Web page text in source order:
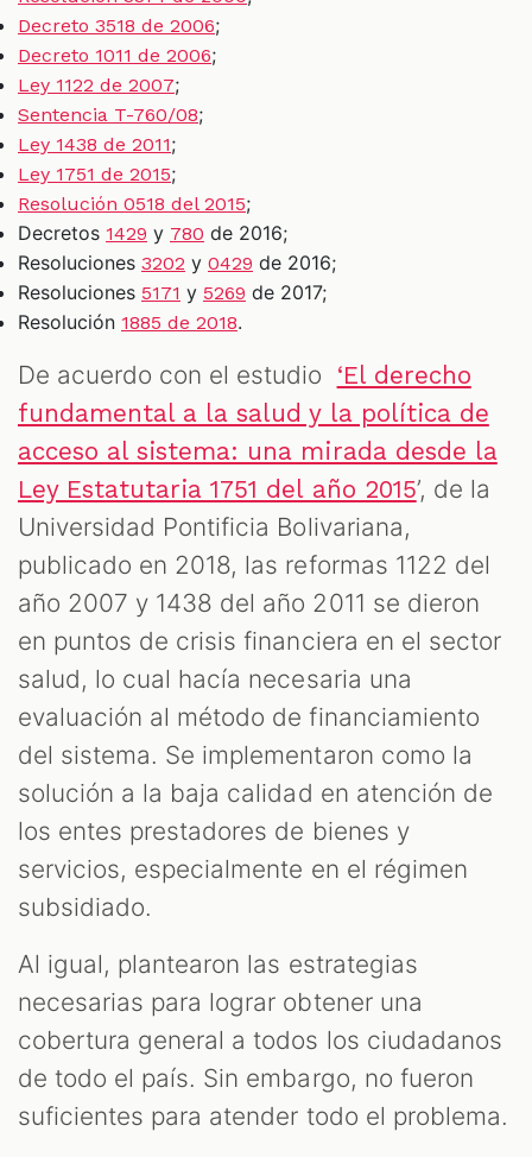
Decreto 3518 de 2006;
Decreto 1011 de 2006;
Ley 1122 de 2007;
Sentencia T-760/08;
Ley 1438 de 2011;
Ley 1751 de 2015;
Resolución 0518 del 2015;
Decretos 1429 y 780 de 2016;
Resoluciones 3202 y 0429 de 2016;
Resoluciones 5171 y 5269 de 2017;
Resolución 1885 de 2018.
De acuerdo con el estudio ‘El derecho
fundamental a la salud y la política de
acceso al sistema: una mirada desde la
Ley Estatutaria 1751 del año 2015’, de la
Universidad Pontificia Bolivariana,
publicado en 2018, las reformas 1122 del
año 2007 y 1438 del año 2011 se dieron
en puntos de crisis financiera en el sector
salud, lo cual hacía necesaria una
evaluación al método de financiamiento
del sistema. Se implementaron como la
solución a la baja calidad en atención de
los entes prestadores de bienes y
servicios, especialmente en el régimen
subsidiado.
Al igual, plantearon las estrategias
necesarias para lograr obtener una
cobertura general a todos los ciudadanos
de todo el país. Sin embargo, no fueron
suficientes para atender todo el problema.